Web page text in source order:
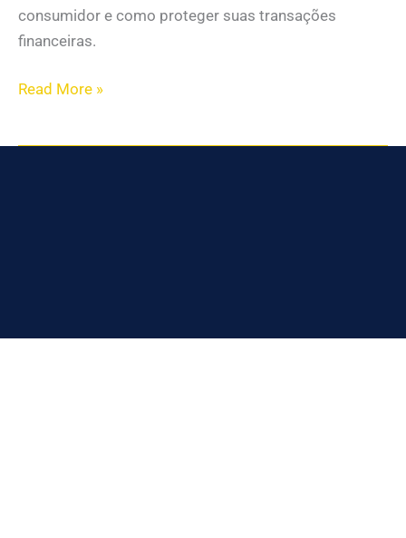
consumidor e como proteger suas transações
financeiras.
Read More »